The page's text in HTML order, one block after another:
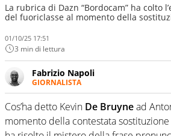
La rubrica di Dazn “Bordocam” ha colto
del fuoriclasse al momento della
01/10/25 17:51
3 min di lettura
Fabrizio Napoli
GIORNALISTA
Giornalista professionista, per
il calcio ma è con la pallanuoto
passioni. Cura la comunicazione
grande festival di waterpolo per
Cos’ha detto Kevin De Bruynead
momento della contestata